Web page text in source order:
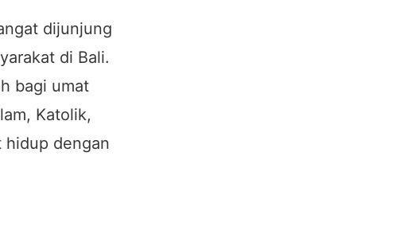
dijunjung
di Bali.
bagi umat
Katolik,
hidup dengan